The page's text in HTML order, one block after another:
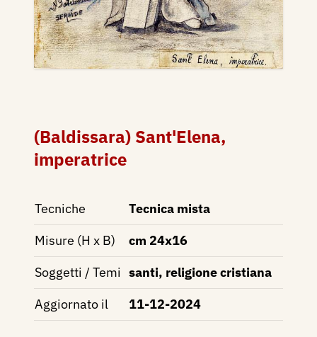
(Baldissara) Sant'Elena,
imperatrice
Tecniche
Tecnica mista
Misure (H x B)
cm 24x16
Soggetti / Temi santi, religione cristiana
Aggiornato il
11-12-2024